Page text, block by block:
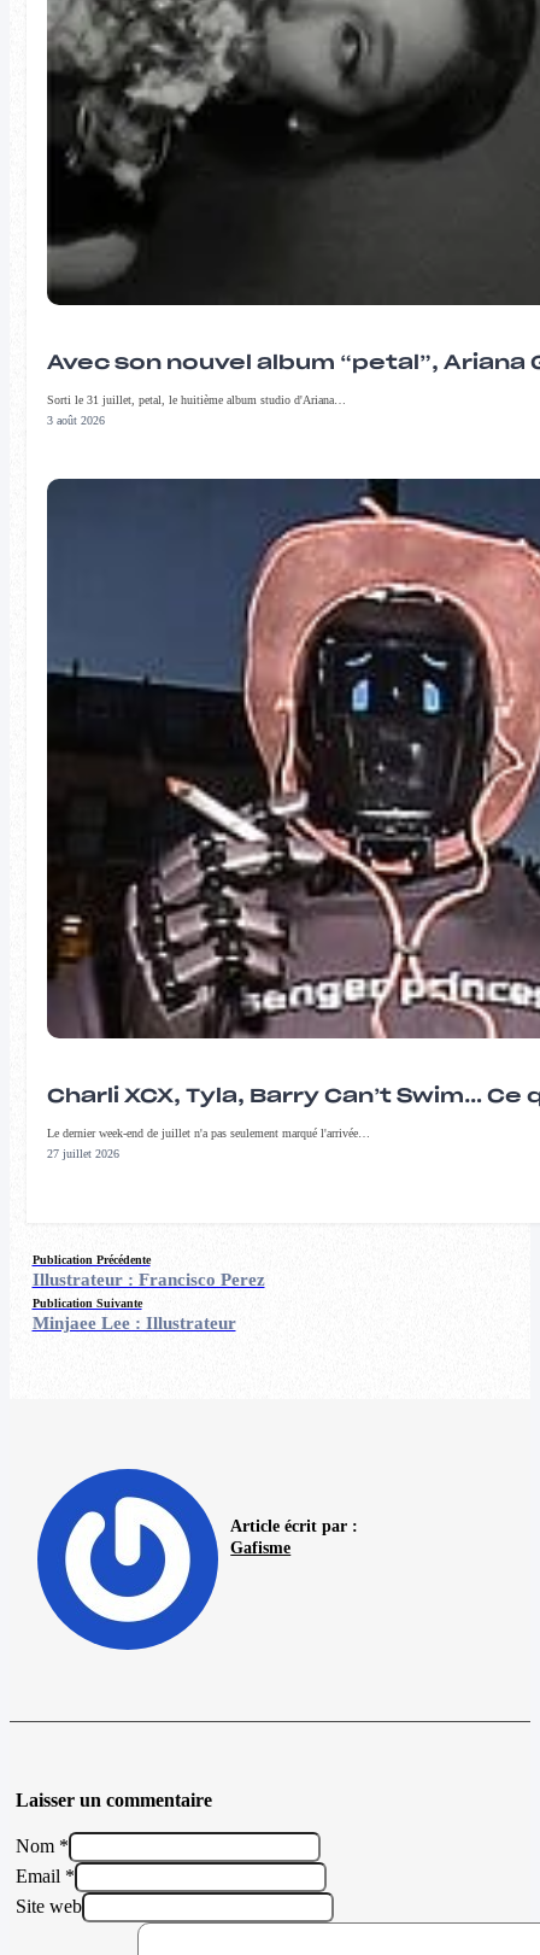
Avec son nouvel album “petal”,
Sorti le 31 juillet, petal, le huitième album studio d'Ariana…
3 août 2026
Charli XCX, Tyla, Barry Can’t Swim…
Le dernier week-end de juillet n'a pas seulement marqué l'arrivée…
27 juillet 2026
Publication Précédente
Illustrateur : Francisco Perez
Publication Suivante
Minjaee Lee : Illustrateur
Article écrit par :
Gafisme
Laisser un commentaire
Nom *
Email *
Site web